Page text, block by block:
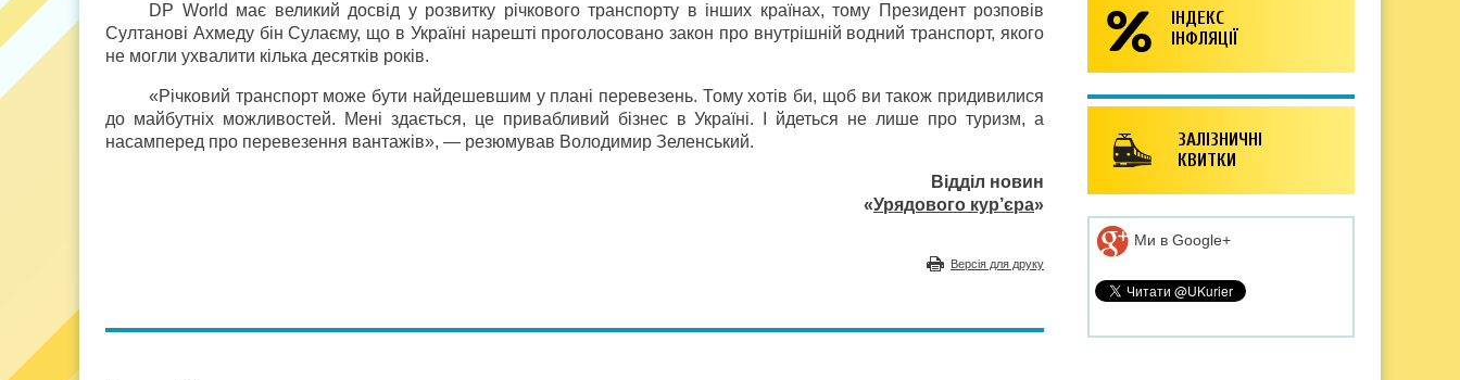
DP World має великий досвід у розвитку річкового транспорту в інших країнах, тому Президент розповів
Султанові Ахмеду бін Сулаєму, що в Україні нарешті проголосовано закон про внутрішній водний транспорт, якого
не могли ухвалити кілька десятків років.
«Річковий транспорт може бути найдешевшим у плані перевезень. Тому хотів би, щоб ви також придивилися
до майбутніх можливостей. Мені здається, це привабливий бізнес в Україні. І йдеться не лише про туризм, а
насамперед про перевезення вантажів», — резюмував Володимир Зеленський.
Відділ новин
«Урядового кур’єра»
Версія для друку
ІНДЕКС
ІНФЛЯЦІЇ
ЗАЛІЗНИЧНІ
КВИТКИ
Ми в Google+